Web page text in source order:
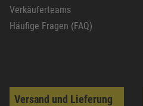
Verkäuferteams
Häufige Fragen (FAQ)
Versand und Lieferung